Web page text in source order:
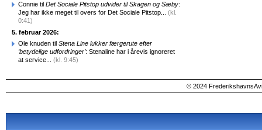
Connie til Det Sociale Pitstop udvider til Skagen og Sæby:
Jeg har ikke meget til overs for Det Sociale Pitstop... (kl.
0:41)
5. februar 2026:
Ole knuden til Stena Line lukker færgerute efter
‘betydelige udfordringer’: Stenaline har i årevis ignoreret
at service... (kl. 9:45)
© 2024